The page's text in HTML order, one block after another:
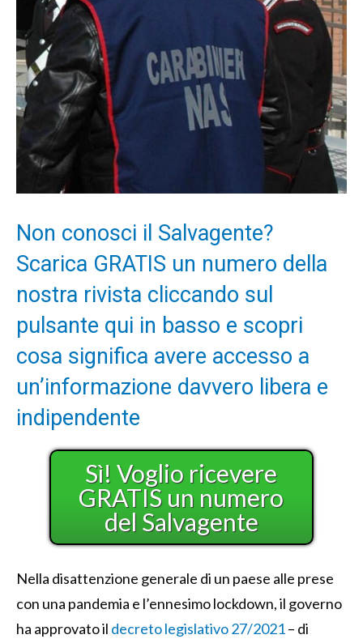
Non conosci il Salvagente?
Scarica GRATIS un numero della
nostra rivista cliccando sul
pulsante qui in basso e scopri
cosa significa avere accesso a
un’informazione davvero libera e
indipendente
Sì! Voglio ricevere
GRATIS un numero
del Salvagente
Nella disattenzione generale di un paese alle prese
con una pandemia e l’ennesimo lockdown, il governo
ha approvato il decreto legislativo 27/2021– di